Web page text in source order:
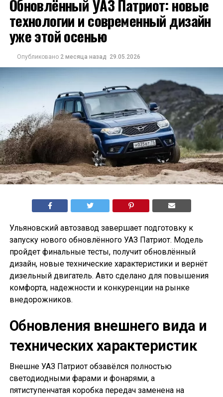
Обновлённый УАЗ Патриот: новые
технологии и современный дизайн
уже этой осенью
Опубликовано 2 месяца назад 29.05.2026
Ульяновский автозавод завершает подготовку к
запуску нового обновлённого УАЗ Патриот. Модель
пройдет финальные тесты, получит обновлённый
дизайн, новые технические характеристики и вернёт
дизельный двигатель. Авто сделано для повышения
комфорта, надежности и конкуренции на рынке
внедорожников.
Обновления внешнего вида и
технических характеристик
Внешне УАЗ Патриот обзавёлся полностью
светодиодными фарами и фонарями, а
пятиступенчатая коробка передач заменена на